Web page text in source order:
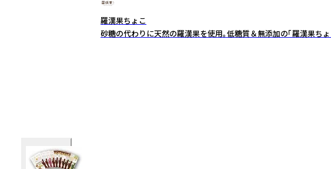
羅漢果ちょこ
砂糖の代わりに天然の羅漢果を使用。低糖質＆無添加の「羅漢果ち